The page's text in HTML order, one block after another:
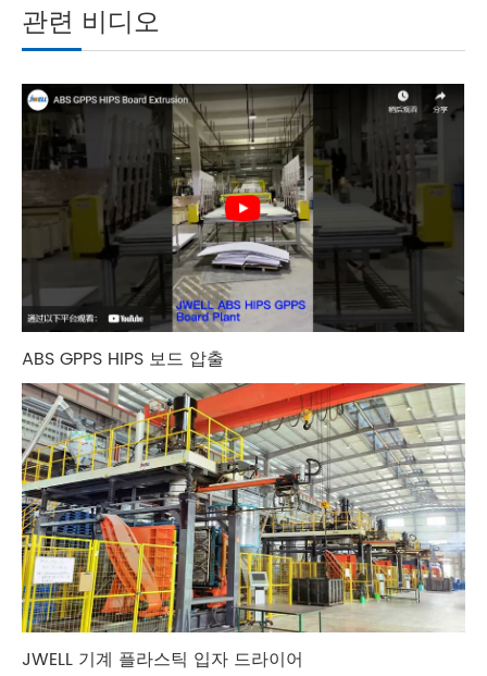
관련 비디오
ABS GPPS HIPS 보드 압출
JWELL 기계 플라스틱 입자 드라이어